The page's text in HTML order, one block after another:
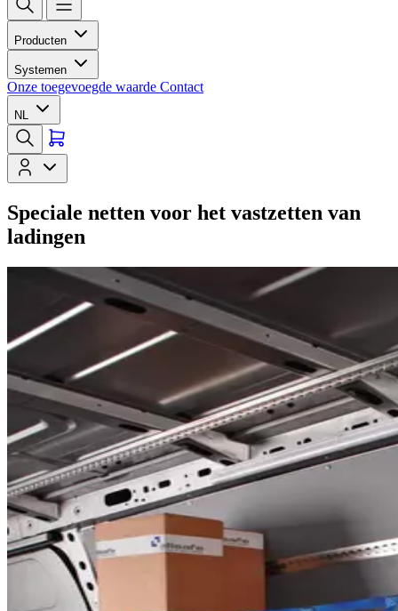
Producten
Systemen
Onze toegevoegde waarde Contact
NL
Speciale netten voor het vastzetten van
ladingen